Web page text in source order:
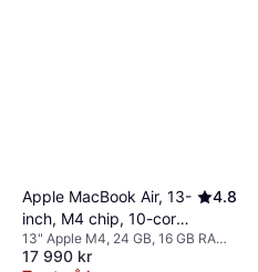
Apple MacBook Air, 13-
inch, M4 chip, 10-core
CPU, 10-core GPU,
16GB Unified Memory,
4.8
13" Apple M4, 24 GB, 16 GB RAM,
512 GB SSD
17 990 kr